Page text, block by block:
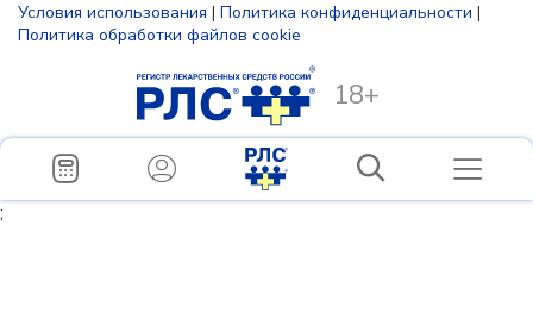
Условия использования | Политика конфиденциальности |
Политика обработки файлов cookie
18+
;